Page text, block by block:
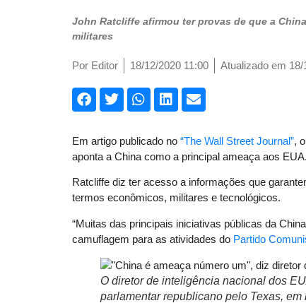
John Ratcliffe afirmou ter provas de que a
militares
Por Editor 18/12/2020 11:00 Atualizado em 18/
Em artigo publicado no “The Wall Street Journal”,
aponta a China como a principal ameaça aos
Ratcliffe diz ter acesso a informações que
termos econômicos, militares e tecnológicos.
“Muitas das principais iniciativas públicas da
camuflagem para as atividades do Partido
O diretor de inteligência nacional dos
parlamentar republicano pelo Texas,